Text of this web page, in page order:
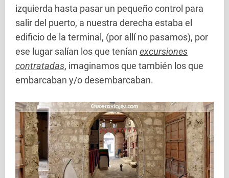
izquierda hasta pasar un pequeño control para
salir del puerto, a nuestra derecha estaba el
edificio de la terminal, (por allí no pasamos), por
ese lugar salían los que tenían excursiones
contratadas, imaginamos que también los que
embarcaban y/o desembarcaban.